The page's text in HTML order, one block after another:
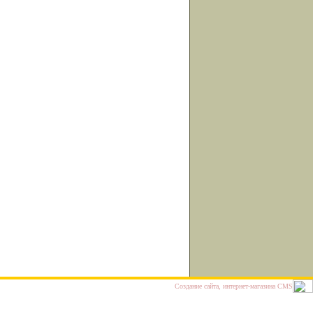
Cоздание сайта, интернет-магазина CMS